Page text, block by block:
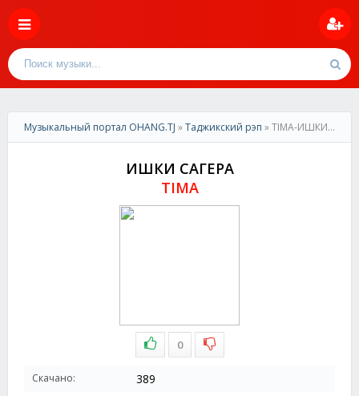
Музыкальный портал OHANG.TJ »Таджикский рэп » TIMA-ИШКИ САГЕРА
ИШКИ САГЕРА
TIMA
0
Скачано: 389